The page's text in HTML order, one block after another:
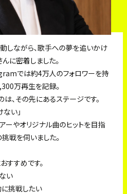
しながら、歌手への夢を追いかけ
に密着しました。
では約4万人のフォロワーを持
万再生を記録。
、その先にあるステージです。
い」
ーやオリジナル曲のヒットを目指
戦を伺いました。
すすめです。
い
挑戦したい